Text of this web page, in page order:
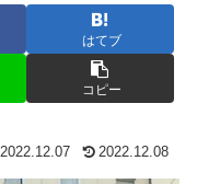
はてブ
コピー
2022.12.07 2022.12.08